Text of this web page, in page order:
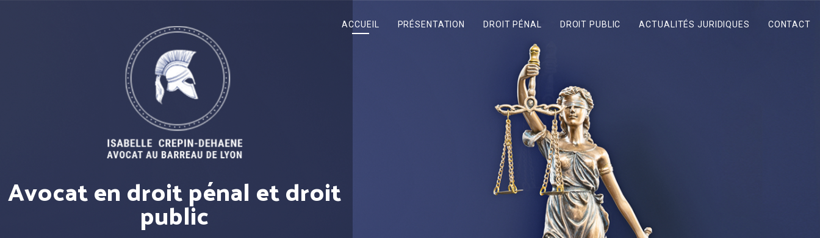
ACCUEIL PRÉSENTATION DROIT PÉNAL DROIT PUBLIC
Fonction publique
Droit de l'environnement
Urbanisme, expropriation et droit de préemption
ACTUALITÉS JURIDIQUES CONTACT
Avocat en droit pénal et droit
public